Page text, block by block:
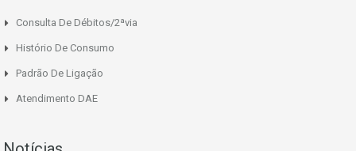
Consulta De Débitos/2ªvia
Histório De Consumo
Padrão De Ligação
Atendimento DAE